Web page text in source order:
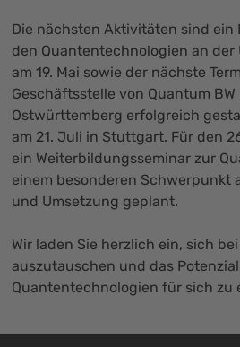
Die nächsten Aktivitäten sind ein
den Quantentechnologien an
am 19. Mai sowie der nächste
Geschäftsstelle von Quantum BW
Ostwürttemberg erfolgreich
am 21. Juli in Stuttgart. Für den
ein Weiterbildungsseminar zur
einem besonderen Schwerpunkt
und Umsetzung geplant.
Wir laden Sie herzlich ein, sich
auszutauschen und das
Quantentechnologien für sich zu